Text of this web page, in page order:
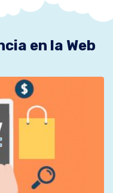
en la Web